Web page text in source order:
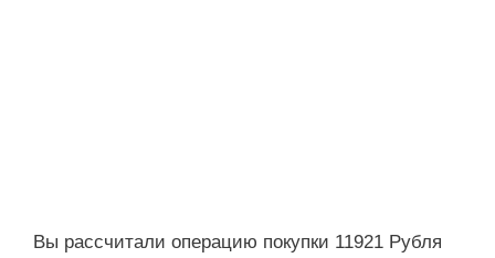
Вы рассчитали операцию покупки 11921 Рубля